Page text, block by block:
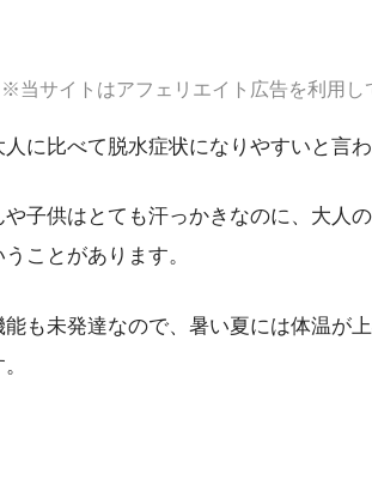
※当サイトはアフェリエイト広告を利用し
に比べて脱水症状になりやすいと言わ
や子供はとても汗っかきなのに、大人
うことがあります。
も未発達なので、暑い夏には体温が